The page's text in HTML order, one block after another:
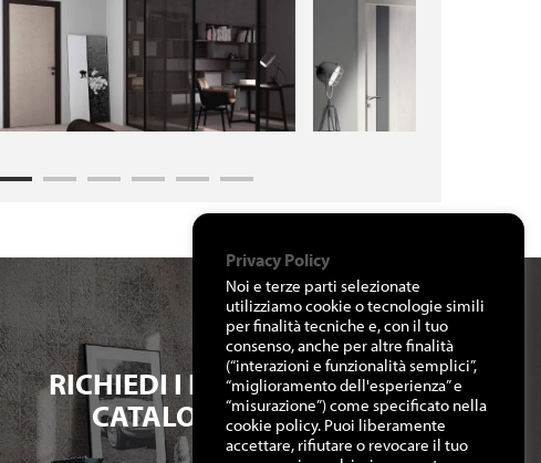
RICHIEDI I NOSTRI
CATALOGHI
Privacy Policy
Noi e terze parti selezionate
utilizziamo cookie o tecnologie simili
per finalità tecniche e, con il tuo
consenso, anche per altre finalità
(“interazioni e funzionalità semplici”,
“miglioramento dell'esperienza” e
“misurazione”) come specificato nella
cookie policy. Puoi liberamente
accettare, rifiutare o revocare il tuo